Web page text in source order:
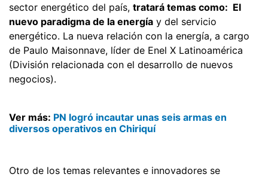
sector energético del país, tratará temas como: El
nuevo paradigma de la energía y del servicio
energético. La nueva relación con la energía, a cargo
de Paulo Maisonnave, líder de Enel X Latinoamérica
(División relacionada con el desarrollo de nuevos
negocios).
Ver más: PN logró incautar unas seis armas en
diversos operativos en Chiriquí
Otro de los temas relevantes e innovadores se